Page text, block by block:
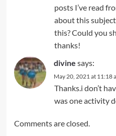
posts I’ve read
about this
this? Could you
thanks!
divine says:
May 20, 2021 at 11:18
Thanks.i don’t
was one activity
Comments are closed.